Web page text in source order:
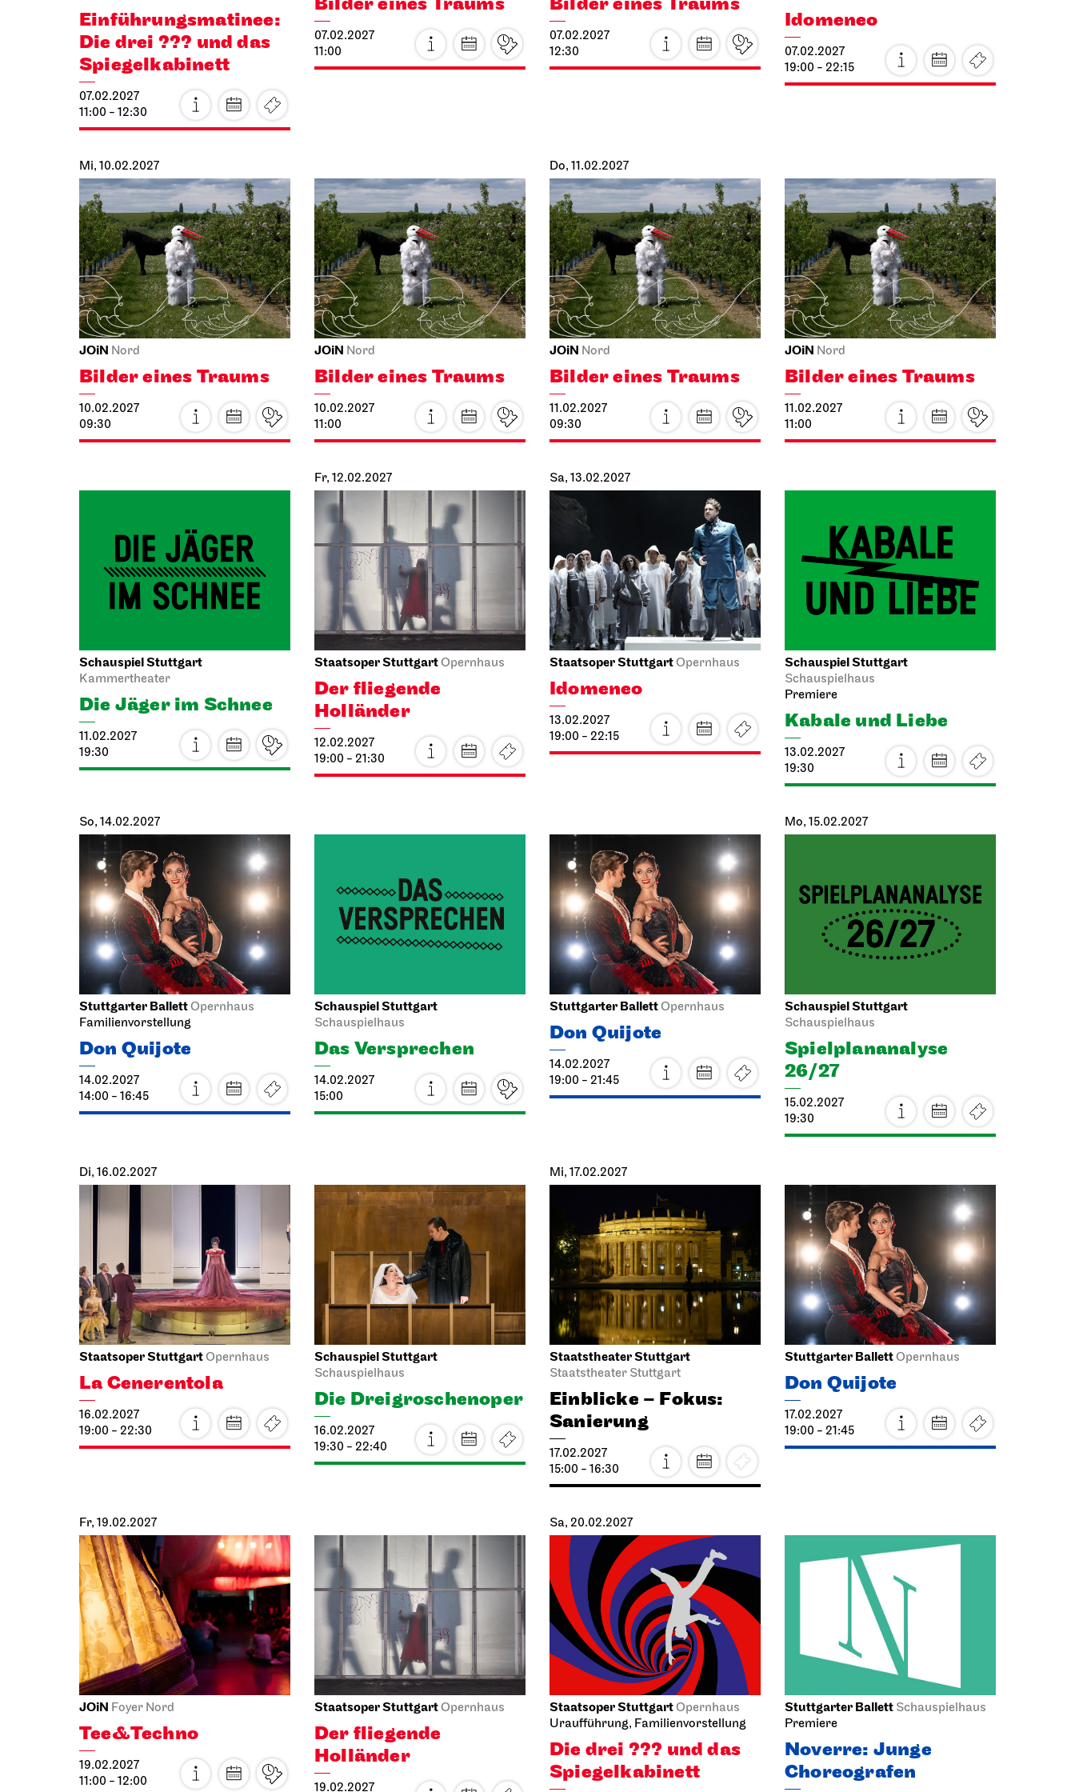
Foto: Roman Novitzky / Stuttgarter Ballett
Schauspiel Stuttgart
Schauspielhaus
Das Ver­sprechen
24.01.2027
19:30
Mo, 25.01.2027
Staatsoper StuttgartOpernhaus
La Cenerentola
25.01.2027
19:00 - 22:30
Schauspiel Stuttgart
Schauspielhaus
Tanzende Idioten
25.01.2027
19:30
Di, 26.01.2027
JOiNNord
Offenes Singen im
JOiN
26.01.2027
18:00 - 19:30
Staatsoper StuttgartOpernhaus
La Bohème
Schauspiel Stuttgart
Schauspielhaus
Tanzende Idioten
26.01.2027
19:30
Mi, 27.01.2027
Stuttgarter Ballett Opernhaus
Don Quijote
27.01.2027
19:00 - 21:45
Staatsorchester Stuttgart
Liederhalle, Mozartsaal
3. Kammer­konzert
19:30
Do, 28.01.2027
Stuttgarter BallettOpernhaus
Schulvorstellung
Don Quijote
28.01.2027
18:00 - 20:45
Fr, 29.01.2027
Stuttgarter BallettOpernhaus
Don Quijote
Schauspiel Stuttgart
Schauspielhaus
König Richard der
Dritte
29.01.2027
19:30
Sa, 30.01.2027
JOiN
JOiN-Konzert
30.01.2027
JOiN
Treffpunkt: Opernhaus-
Eingang in Richtung Landtag
OpernLAB zu „Die
drei ??? und das
Spiegelkabinett“
14:00 - 17:00
Stuttgarter BallettTreffpunkt
Freitreppe Opernhaus
Familienführungen
mit Mini-
Tanzworkshop
30.01.2027
Staatsoper Stuttgart Opernhaus
Der fliegende
Holländer
30.01.2027
19:00 - 21:30
Schauspiel Stuttgart
Schauspielhaus
Das Ver­sprechen
30.01.2027
19:30
So, 31.01.2027
Staatsoper StuttgartOpernhaus
La Bohème
31.01.2027
19:30 - 22:00
Mo, 01.02.2027 Mi, 03.02.2027 Do, 04.02.2027